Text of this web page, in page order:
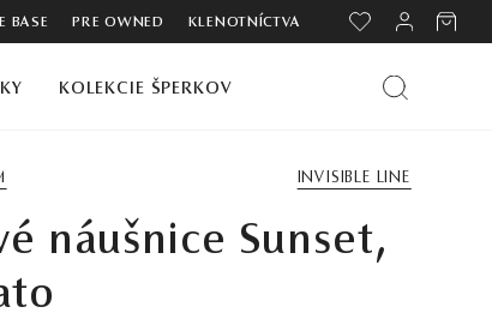
BASE PRE OWNED KLENOTNÍCTVA
KOLEKCIE ŠPERKOV
INVISIBLE LINE
náušnice Sunset,